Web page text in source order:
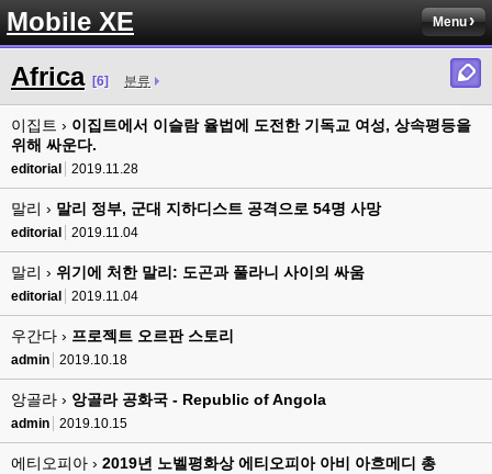
Mobile XE Menu
Africa [6] 분류
이집트 › 이집트에서 이슬람 율법에 도전한 기독교 여성, 상속평등을
위해 싸운다.
editorial 2019.11.28
말리 › 말리 정부, 군대 지하디스트 공격으로 54명 사망
editorial 2019.11.04
말리 › 위기에 처한 말리: 도곤과 풀라니 사이의 싸움
editorial 2019.11.04
우간다 › 프로젝트 오르판 스토리
admin 2019.10.18
앙골라 › 앙골라 공화국 - Republic of Angola
admin 2019.10.15
에티오피아 › 2019년 노벨평화상 에티오피아 아비 아흐메디 총